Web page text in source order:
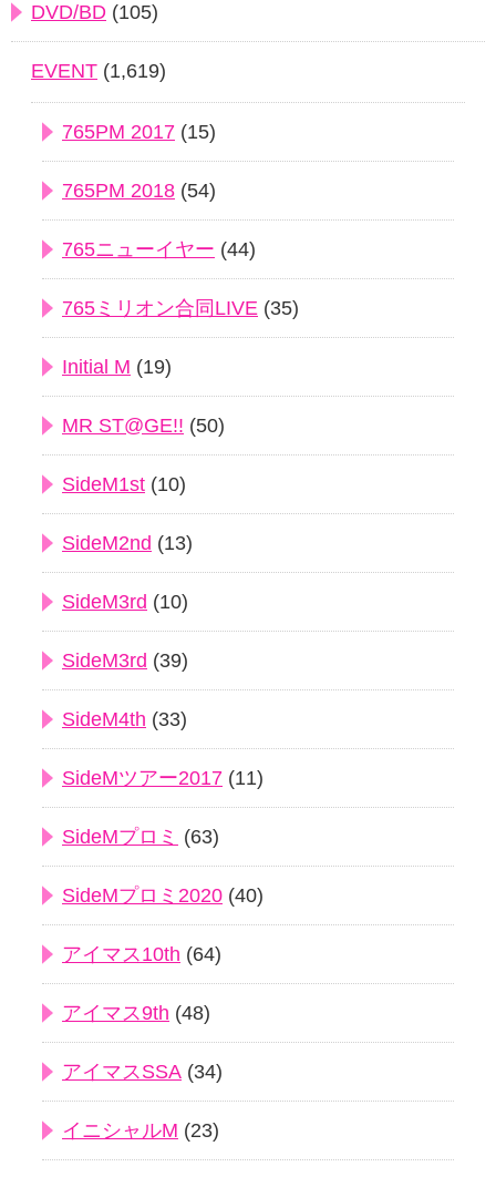
DVD/BD (105)
EVENT (1,619)
765PM 2017 (15)
765PM 2018 (54)
765ニューイヤー (44)
765ミリオン合同LIVE (35)
Initial M (19)
MR ST@GE!! (50)
SideM1st (10)
SideM2nd (13)
SideM3rd (10)
SideM3rd (39)
SideM4th (33)
SideMツアー2017 (11)
SideMプロミ (63)
SideMプロミ2020 (40)
アイマス10th (64)
アイマス9th (48)
アイマスSSA (34)
イニシャルM (23)